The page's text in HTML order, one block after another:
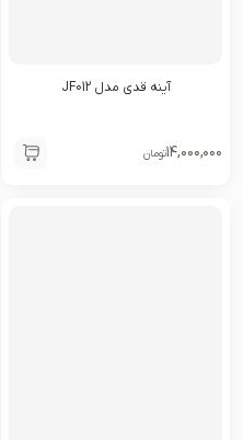
آینه قدی مدل JF012
۱۴,۰۰۰,۰۰۰تومان